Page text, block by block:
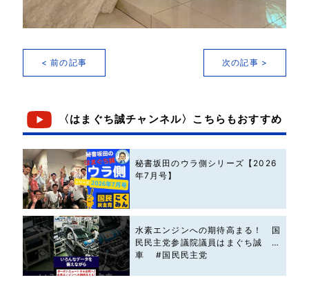
< 前の記事 次の記事 >
〈はまぐち誠チャンネル〉こちらもおすすめ
秘書坂田のウラ側シリーズ【2026
年7月号】
水素エンジンへの期待高まる！ 国
民民主党参議院議員はまぐち誠 #
車 #国民民主党